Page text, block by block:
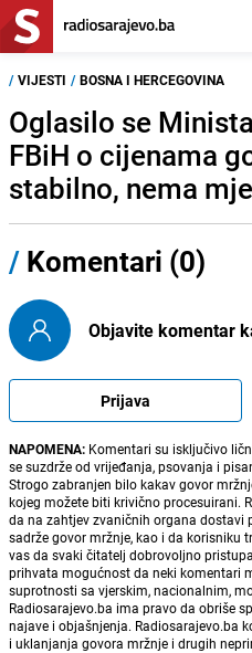
/ VIJESTI / BOSNA I HERCEGOVINA
Oglasilo se
FBiH o cijenama
stabilno, nema
/ Komentari (0)
Objavite komentar
Prijava
NAPOMENA: Komentari su isključivo
se suzdrže od vrijeđanja, psovanja i
Strogo zabranjen bilo kakav govor
kojeg možete biti krivično procesuirani.
da na zahtjev zvaničnih organa dostavi
sadrže govor mržnje, kao i da korisniku
vas da svaki čitatelj dobrovoljno
prihvata mogućnost da neki komentari
suprotnosti sa vjerskim, nacionalnim,
Radiosarajevo.ba ima pravo da obriše
najave i objašnjenja. Radiosarajevo.ba
i uklanjanja govora mržnje i drugih